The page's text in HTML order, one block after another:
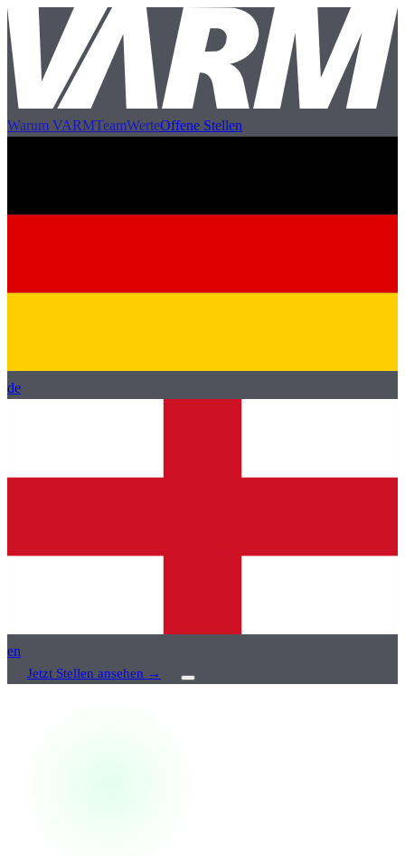
Warum VARMTeamWerteOffene Stellen
de
en
Jetzt Stellen ansehen →